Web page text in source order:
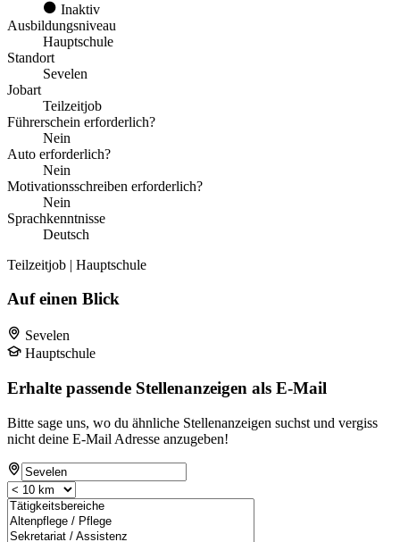
Inaktiv
Ausbildungsniveau
Hauptschule
Standort
Sevelen
Jobart
Teilzeitjob
Führerschein erforderlich?
Nein
Auto erforderlich?
Nein
Motivationsschreiben erforderlich?
Nein
Sprachkenntnisse
Deutsch
Teilzeitjob | Hauptschule
Auf einen Blick
Sevelen
Hauptschule
Erhalte passende Stellenanzeigen als E-Mail
Bitte sage uns, wo du ähnliche Stellenanzeigen suchst und vergiss
nicht deine E-Mail Adresse anzugeben!